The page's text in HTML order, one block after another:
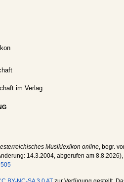
im Verlag
Musiklexikon online , begr.
14.3.2004 , abgerufen am 8.8.2026),